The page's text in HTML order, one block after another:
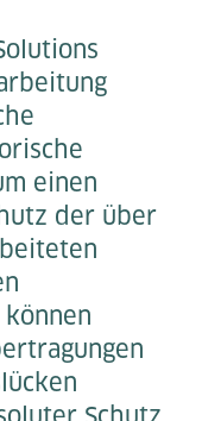
einen
der über